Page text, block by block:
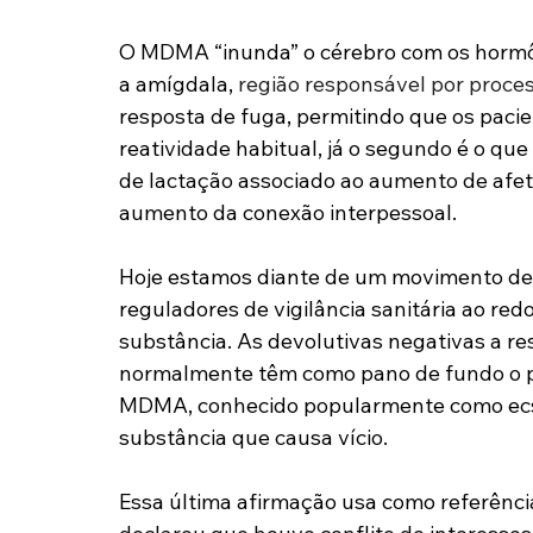
O MDMA “inunda” o cérebro com os
a amígdala, região responsável por
resposta de fuga, permitindo que os
reatividade habitual, já o segundo é o
de lactação associado ao aumento de
aumento da conexão interpessoal.
Hoje estamos diante de um movimento
reguladores de vigilância sanitária ao
substância. As devolutivas negativas a
normalmente têm como pano de fundo
MDMA, conhecido popularmente como
substância que causa vício.
Essa última afirmação usa como